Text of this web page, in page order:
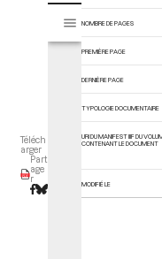
Téléch
arger
Part
age
r
s
Tome XCII - Du
NOMBRE DE PAGES
PREMIÈRE PAGE
DERNIÈRE PAGE
TYPOLOGIE DOCUMENTAIRE
URI DU MANIFEST IIIF DU
CONTENANT LE DOCUMENT
MODIFIÉ LE